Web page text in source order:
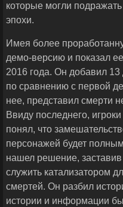
которые могли
эпохи.
Имея более
демо-версию и показал
2016 года. Он добавил
по сравнению с первой
нее, представил смерти
Ввиду последнего,
понял, что
персонажей будет
нашел решение,
служить катализатором
смертей. Он разбил
истории и информации